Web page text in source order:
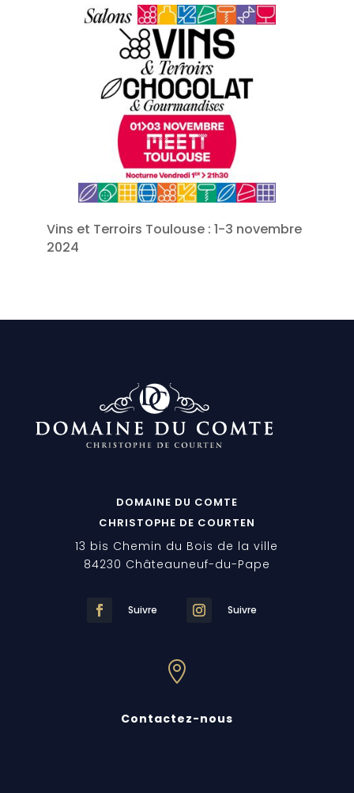
Vins et Terroirs Toulouse : 1-3 novembre
2024
DOMAINE DU COMTE
CHRISTOPHE DE COURTEN
13 bis Chemin du Bois de la ville
84230 Châteauneuf-du-Pape
Suivre Suivre

Contactez-nous